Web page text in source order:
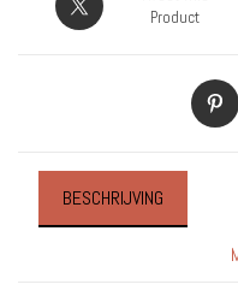
Product
BESCHRIJVING